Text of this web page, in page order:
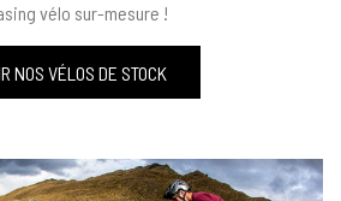
vélo sur-mesure !
NOS VÉLOS DE STOCK